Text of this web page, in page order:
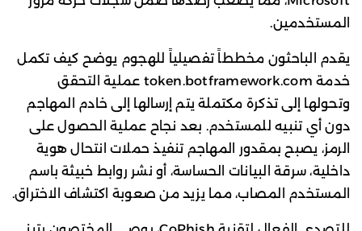
المستخدمين.
يقدم الباحثون مخططاً تفصيلياً للهجوم يوضح كيف تكمل
خدمة token.botframework.com عملية التحقق
وتحولها إلى تذكرة مكتملة يتم إرسالها إلى خادم المهاجم
دون أي تنبيه للمستخدم. بعد نجاح عملية الحصول على
الرمز، يصبح بمقدور المهاجم تنفيذ حملات انتحال هوية
داخلية، سرقة البيانات الحساسة، أو نشر روابط خبيثة باسم
المستخدم المصاب، مما يزيد من صعوبة اكتشاف الاختراق.